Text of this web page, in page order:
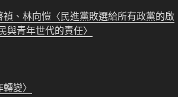
禎、林向愷 〈民進黨敗選給所有政黨的啟
青年世代的責任〉
變〉